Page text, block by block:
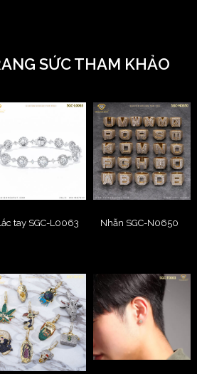
SỨC THAM KHẢO
tay SGC-L0063 Nhẫn SGC-N0650